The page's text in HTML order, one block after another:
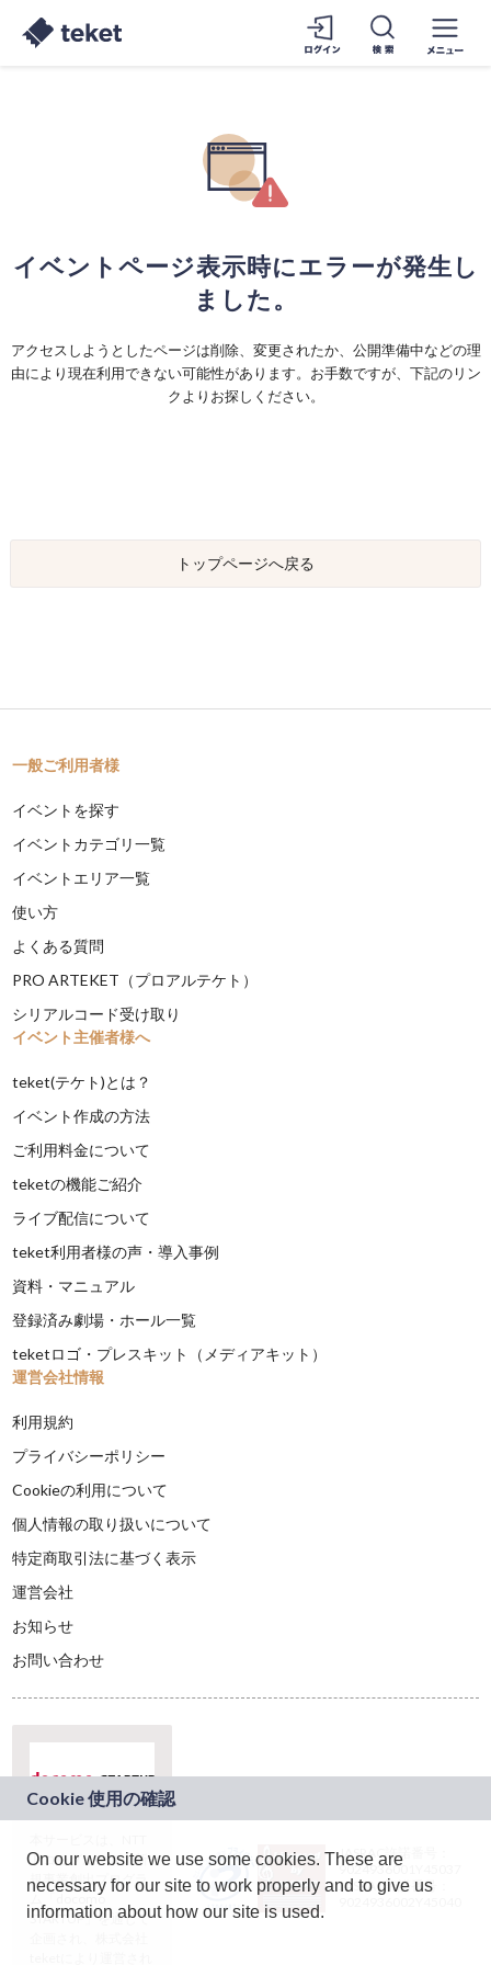
イベントページ表示時にエラーが発生し
ました。
アクセスしようとしたページは削除、変更されたか、公開準備中などの理
由により現在利用できない可能性があります。お手数ですが、下記のリン
クよりお探しください。
トップページへ戻る
一般ご利用者様
イベントを探す
イベントカテゴリ一覧
イベントエリア一覧
使い方
よくある質問
PRO ARTEKET（プロアルテケト）
シリアルコード受け取り
イベント主催者様へ
teket(テケト)とは？
イベント作成の方法
ご利用料金について
teketの機能ご紹介
ライブ配信について
teket利用者様の声・導入事例
資料・マニュアル
登録済み劇場・ホール一覧
teketロゴ・プレスキット（メディアキット）
運営会社情報
利用規約
プライバシーポリシー
Cookieの利用について
個人情報の取り扱いについて
特定商取引法に基づく表示
運営会社
お知らせ
お問い合わせ
ドコモグループの新
規事業創出プログラ
ム「docomo
STARTUP」を通じて
JASRAC許諾番号：
9024936001Y45037
JASRAC許諾番号：
On our website we use some cookies. These are
necessary for our site to work properly and to give us
information about how our site is used.